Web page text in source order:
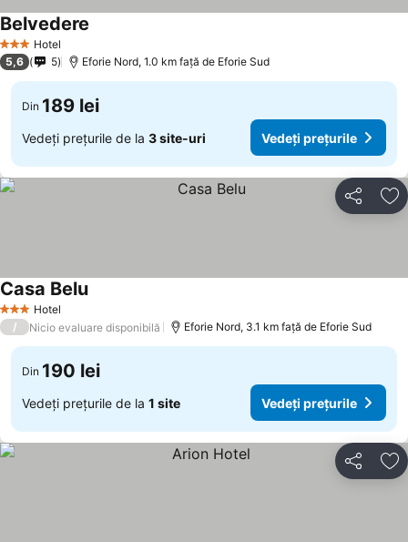
3 SteleHotel
Belvedere
5,6 5 Eforie Nord, 1.0 km faţă de Eforie Sud
Din 189 lei
Vedeți prețurile de la 3 site-uri Vedeți prețurile
Distribuiți
3 SteleHotel
Casa Belu
/ Nicio evaluare disponibilă Eforie Nord, 3.1 km faţă de Eforie Sud
Din 190 lei
Vedeți prețurile de la 1 site Vedeți prețurile
Distribuiți